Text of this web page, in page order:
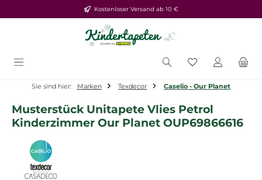
Zum Hauptinhalt springenKostenloser Versand ab 10 €
Du hast 0
Sie sind hier: Marken Texdecor Caselio - Our Planet
Musterstück Unitapete Vlies Petrol
Kinderzimmer Our Planet OUP69866616